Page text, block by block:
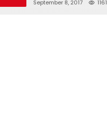
September 8, 2017 1161